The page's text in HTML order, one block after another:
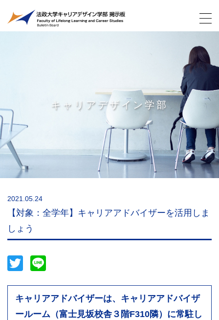
キャリアデザイン学部
2021.05.24
【対象：全学年】キャリアアドバイザーを活用しま
しょう
Twitter
キャリアアドバイザーは、キャリアアドバイザ
ールーム（富士見坂校舎３階F310隣）に常駐し